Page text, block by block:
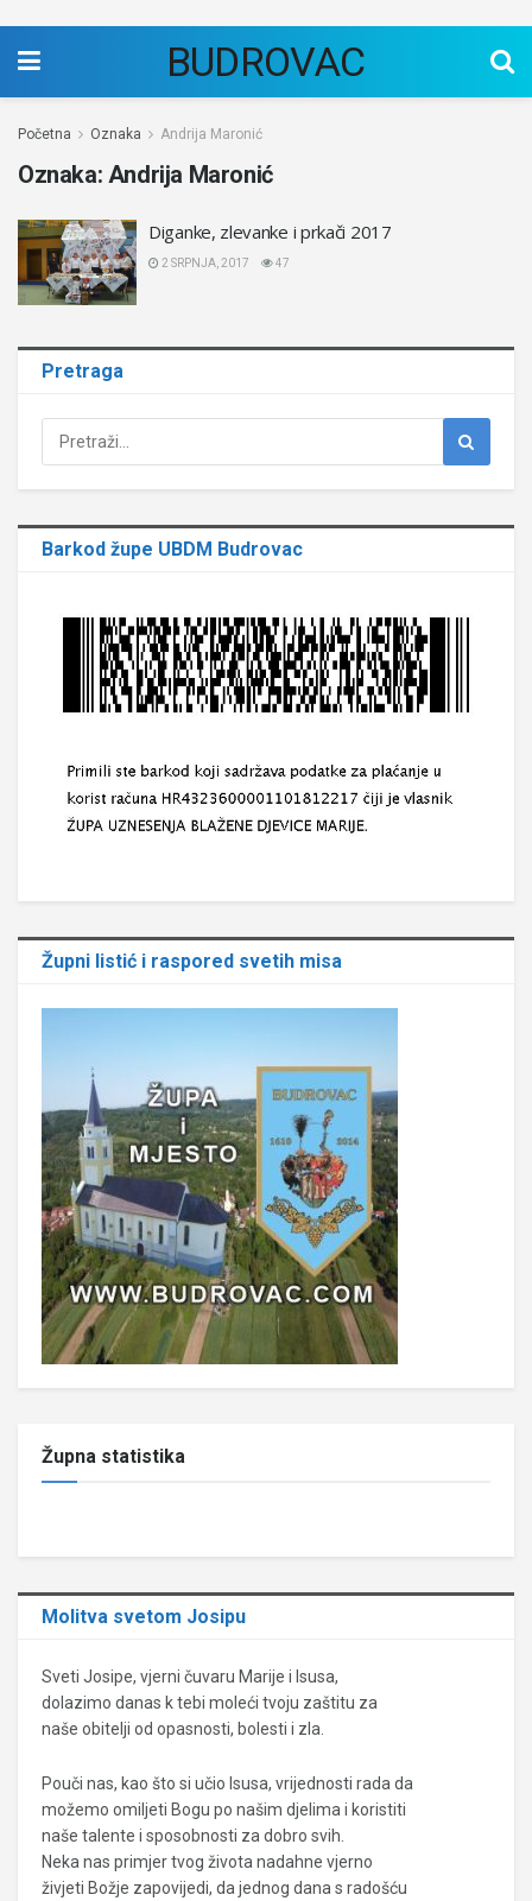
BUDROVAC
Početna Oznaka Andrija Maronić
Oznaka: Andrija Maronić
Diganke, zlevanke i prkači 2017
2 SRPNJA, 2017 47
Pretraga
Barkod župe UBDM Budrovac
Župni listić i raspored svetih misa
Župna statistika
Molitva svetom Josipu
Sveti Josipe, vjerni čuvaru Marije i Isusa,
dolazimo danas k tebi moleći tvoju zaštitu za
naše obitelji od opasnosti, bolesti i zla.
Pouči nas, kao što si učio Isusa, vrijednosti rada da
možemo omiljeti Bogu po našim djelima i koristiti
naše talente i sposobnosti za dobro svih.
Neka nas primjer tvog života nadahne vjerno
živjeti Božje zapovijedi, da jednog dana s radošću